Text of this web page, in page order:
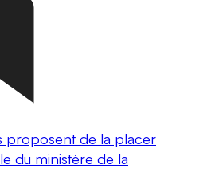
proposent de la placer
du ministère de la